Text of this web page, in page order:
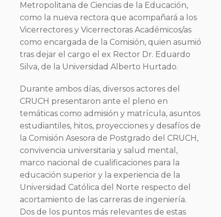
Metropolitana de Ciencias de la Educación,
como la nueva rectora que acompañará a los
Vicerrectores y Vicerrectoras Académicos/as
como encargada de la Comisión, quien asumió
tras dejar el cargo el ex Rector Dr. Eduardo
Silva, de la Universidad Alberto Hurtado.
Durante ambos días, diversos actores del
CRUCH presentaron ante el pleno en
temáticas como admisión y matrícula, asuntos
estudiantiles, hitos, proyecciones y desafíos de
la Comisión Asesora de Postgrado del CRUCH,
convivencia universitaria y salud mental,
marco nacional de cualificaciones para la
educación superior y la experiencia de la
Universidad Católica del Norte respecto del
acortamiento de las carreras de ingeniería.
Dos de los puntos más relevantes de estas